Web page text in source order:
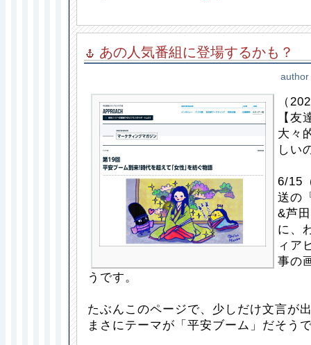
あの人気番組に登場するかも？
（
【友
大々
しい
6/15
送の
&芦
に、
ィア
事の
うです。
たぶんこのページで、少しだけ文言が
まさにテーマが「平安ブーム」だそう